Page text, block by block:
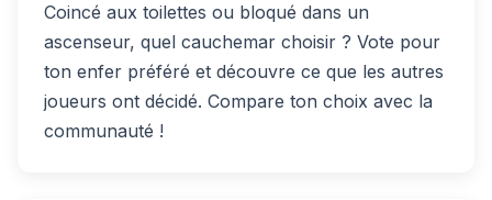
Coincé aux toilettes ou bloqué dans un
ascenseur, quel cauchemar choisir ? Vote pour
ton enfer préféré et découvre ce que les autres
joueurs ont décidé. Compare ton choix avec la
communauté !